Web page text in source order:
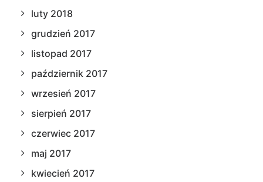
luty 2018
grudzień 2017
listopad 2017
październik 2017
wrzesień 2017
sierpień 2017
czerwiec 2017
maj 2017
kwiecień 2017